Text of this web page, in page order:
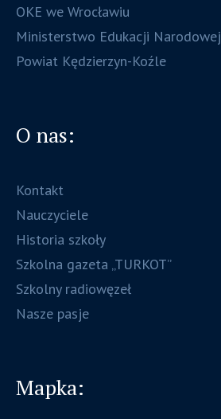
OKE we Wrocławiu
Ministerstwo Edukacji Narodowej
Powiat Kędzierzyn-Koźle
O nas:
Kontakt
Nauczyciele
Historia szkoły
Szkolna gazeta „TURKOT”
Szkolny radiowęzeł
Nasze pasje
Mapka: